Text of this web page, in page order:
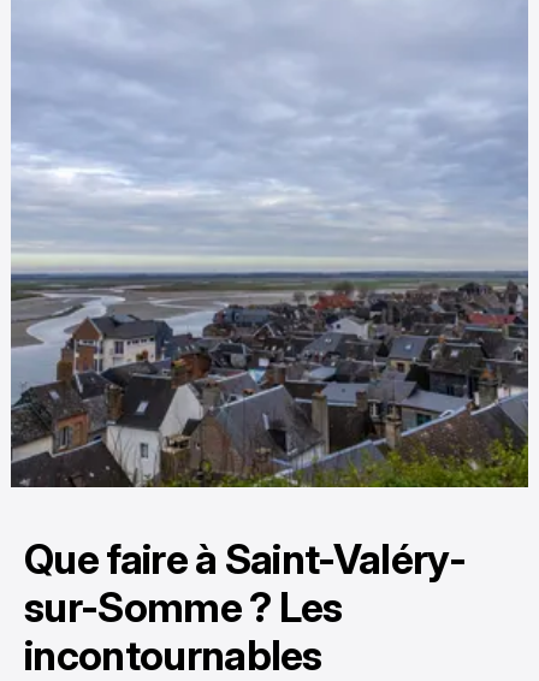
Que faire à Saint-Valéry-
sur-Somme ? Les
incontournables